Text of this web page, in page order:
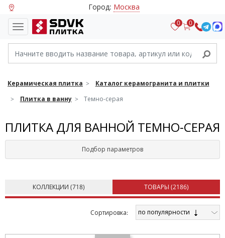
Город: Москва
0 0
Керамическая плитка
Каталог керамогранита и плитки
Плитка в ванну
Темно-серая
ПЛИТКА ДЛЯ ВАННОЙ ТЕМНО-СЕРАЯ
Подбор параметров
КОЛЛЕКЦИИ (718) ТОВАРЫ (2186)
Cортировка: по популярности